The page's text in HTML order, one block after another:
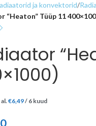
ja konvektorid/
“Heaton” Tüüp 11
al.€6,49/ 6 kuud